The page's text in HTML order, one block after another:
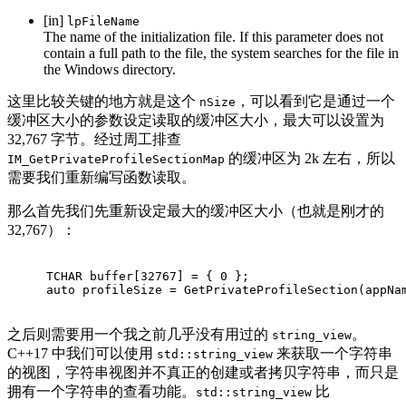
[in] lpFileName
The name of the initialization file. If this parameter does not
contain a full path to the file, the system searches for the file in
the Windows directory.
这里比较关键的地方就是这个 nSize ，可以看到它是通过一个
缓冲区大小的参数设定读取的缓冲区大小，最大可以设置为
32,767 字节。经过周工排查
IM_GetPrivateProfileSectionMap 的缓冲区为 2k 左右，所以
需要我们重新编写函数读取。
那么首先我们先重新设定最大的缓冲区大小（也就是刚才的
32,767）：
TCHAR buffer[32767 ] = { 0 };
auto profileSize = GetPrivateProfileSection
之后则需要用一个我之前几乎没有用过的 string_view。
C++17 中我们可以使用 std::string_view 来获取一个字符串
的视图，字符串视图并不真正的创建或者拷贝字符串，而只是
拥有一个字符串的查看功能。
std::string_view 比